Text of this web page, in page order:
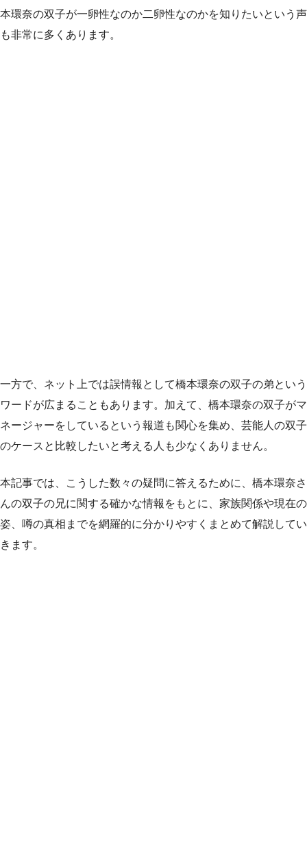
本環奈の双子が一卵性なのか二卵性なのかを知りたいという声
も非常に多くあります。
一方で、ネット上では誤情報として橋本環奈の双子の弟という
ワードが広まることもあります。加えて、橋本環奈の双子がマ
ネージャーをしているという報道も関心を集め、芸能人の双子
のケースと比較したいと考える人も少なくありません。
本記事では、こうした数々の疑問に答えるために、橋本環奈さ
んの双子の兄に関する確かな情報をもとに、家族関係や現在の
姿、噂の真相までを網羅的に分かりやすくまとめて解説してい
きます。